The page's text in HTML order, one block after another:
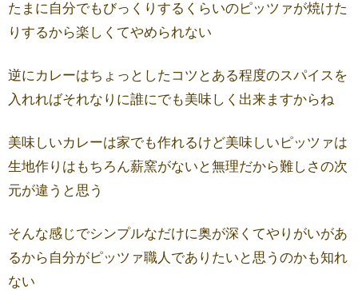
たまに自分でもびっくりするくらいのピッツァが焼けた
りするから楽しくてやめられない
逆にカレーはちょっとしたコツとある程度のスパイスを
入れればそれなりに誰にでも美味しく出来ますからね
美味しいカレーは家でも作れるけど美味しいピッツァは
生地作りはもちろん薪窯がないと無理だから難しさの次
元が違うと思う
そんな感じでシンプルなだけに奥が深くてやりがいがあ
るから自分がピッツァ職人でありたいと思うのかも知れ
ない